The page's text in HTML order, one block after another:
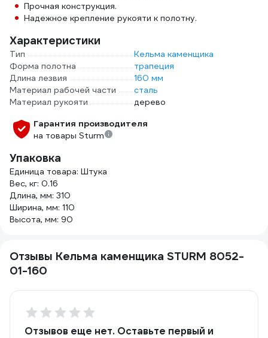
Прочная конструкция.
Надежное крепление рукояти к полотну.
Характеристики
Тип
Кельма каменщика
Форма полотна
трапеция
Длина лезвия
160 мм
Материал рабочей части
сталь
Материал рукояти
дерево
Гарантия производителя
на товары Sturm
Упаковка
Единица товара: Штука
Вес, кг: 0.16
Длина, мм: 310
Ширина, мм: 110
Высота, мм: 90
Отзывы Кельма каменщика STURM 8052-
01-160
Отзывов еще нет. Оставьте первый и